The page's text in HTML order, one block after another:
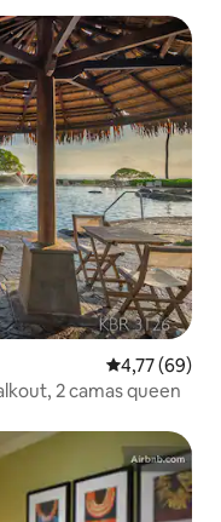
4,77 de uma
4,77 (69)
2 camas queen